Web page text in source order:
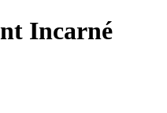
Incarné